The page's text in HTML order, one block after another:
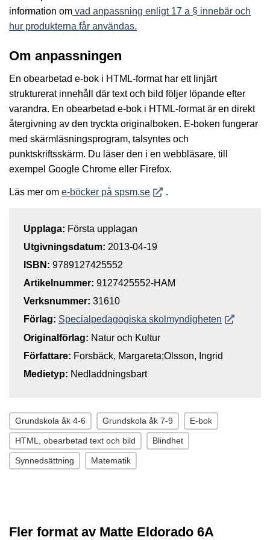
information om vad anpassning enligt 17 a § innebär och
hur produkterna får användas.
Om anpassningen
En obearbetad e-bok i HTML-format har ett linjärt
strukturerat innehåll där text och bild följer löpande efter
varandra. En obearbetad e-bok i HTML-format är en direkt
återgivning av den tryckta originalboken. E-boken fungerar
med skärmläsningsprogram, talsyntes och
punktskriftsskärm. Du läser den i en webbläsare, till
exempel Google Chrome eller Firefox.
Läs mer om e-böcker på spsm.seÖppnas i nytt fönster
.
Upplaga: Första upplagan
Utgivningsdatum: 2013-04-19
ISBN: 9789127425552
Artikelnummer: 9127425552-HAM
Verksnummer: 31610
Förlag: Specialpedagogiska skolmyndigheten Öppnas i
Originalförlag: Natur och Kultur
Författare: Forsbäck, Margareta;Olsson, Ingrid
Medietyp: Nedladdningsbart
Grundskola åk 4-6 Grundskola åk 7-9 E-bok
HTML, obearbetad text och bild Blindhet
Synnedsättning Matematik
Fler format av Matte Eldorado 6A